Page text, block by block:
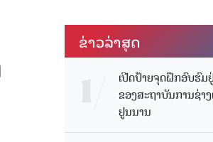
ຂ່າວ​ລ່າ​ສຸດ
ເປີດປ້າຍຈຸດຝຶກອົບຮົມ
ຂອງສະຖາບັນການຊ່າ
ຢູນນານ